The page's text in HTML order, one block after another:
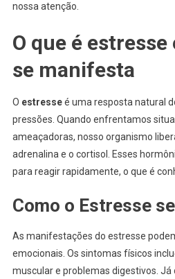
nossa atenção.
O que é
se manifesta
O estresseé uma resposta natural
pressões. Quando enfrentamos
ameaçadoras, nosso organismo
adrenalina e o cortisol. Esses
para reagir rapidamente, o que é
Como o Estresse
As manifestações do estresse
emocionais. Os sintomas físicos
muscular e problemas digestivos.